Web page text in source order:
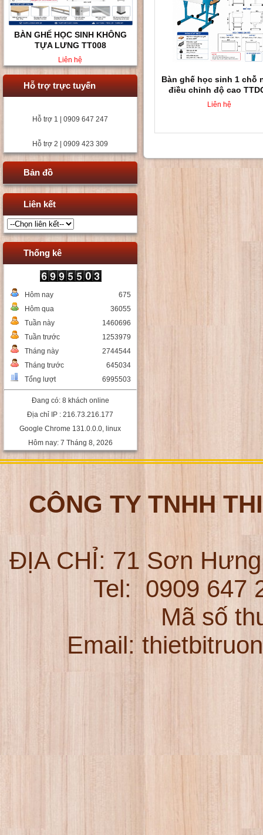
BÀN GHẾ HỌC SINH VÀ SINH
VIÊN TT010
Liên hệ
Hỗ trợ trực tuyến
Hỗ trợ 1 | 0909 647 247
Hỗ trợ 2 | 0909 423 309
Bản đồ
Liên kết
Thống kê
Hôm nay
675
Hôm qua
36055
Tuần này
1460696
Tuần trước
1253979
Tháng này
2744544
Tháng trước
645034
Tổng lượt
6995503
Đang có: 8 khách online
Địa chỉ IP : 216.73.216.177
Google Chrome 131.0.0.0, linux
Hôm nay: 7 Tháng 8, 2026
Bàn ghế học sinh 1 chỗ
điều chỉnh độ cao
Liên hệ
CÔNG TY TNHH
ĐỊA CHỈ: 71 Sơn
Tel: 0909
Mã số
Email: